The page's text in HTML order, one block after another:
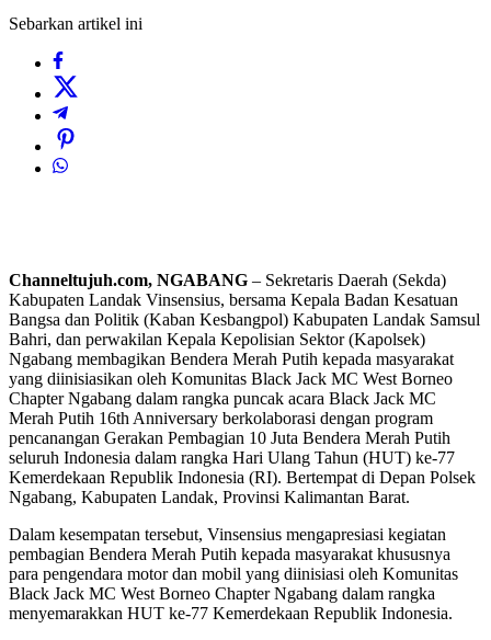
Sebarkan artikel ini
Channeltujuh.com, NGABANG – Sekretaris Daerah (Sekda)
Kabupaten Landak Vinsensius, bersama Kepala Badan Kesatuan
Bangsa dan Politik (Kaban Kesbangpol) Kabupaten Landak Samsul
Bahri, dan perwakilan Kepala Kepolisian Sektor (Kapolsek)
Ngabang membagikan Bendera Merah Putih kepada masyarakat
yang diinisiasikan oleh Komunitas Black Jack MC West Borneo
Chapter Ngabang dalam rangka puncak acara Black Jack MC
Merah Putih 16th Anniversary berkolaborasi dengan program
pencanangan Gerakan Pembagian 10 Juta Bendera Merah Putih
seluruh Indonesia dalam rangka Hari Ulang Tahun (HUT) ke-77
Kemerdekaan Republik Indonesia (RI). Bertempat di Depan Polsek
Ngabang, Kabupaten Landak, Provinsi Kalimantan Barat.
Dalam kesempatan tersebut, Vinsensius mengapresiasi kegiatan
pembagian Bendera Merah Putih kepada masyarakat khususnya
para pengendara motor dan mobil yang diinisiasi oleh Komunitas
Black Jack MC West Borneo Chapter Ngabang dalam rangka
menyemarakkan HUT ke-77 Kemerdekaan Republik Indonesia.